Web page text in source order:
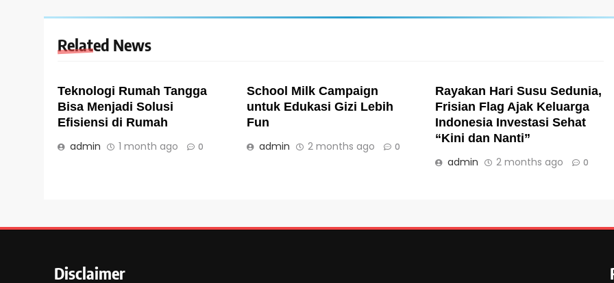
Related News
Teknologi Rumah Tangga
Bisa Menjadi Solusi
Efisiensi di Rumah
admin
1 month ago 0
School Milk Campaign
untuk Edukasi Gizi Lebih
Fun
admin
2 months ago 0
Rayakan Hari Susu Sedunia,
Frisian Flag Ajak Keluarga
Indonesia Investasi Sehat
“Kini dan Nanti”
admin
2 months ago 0
Disclaimer